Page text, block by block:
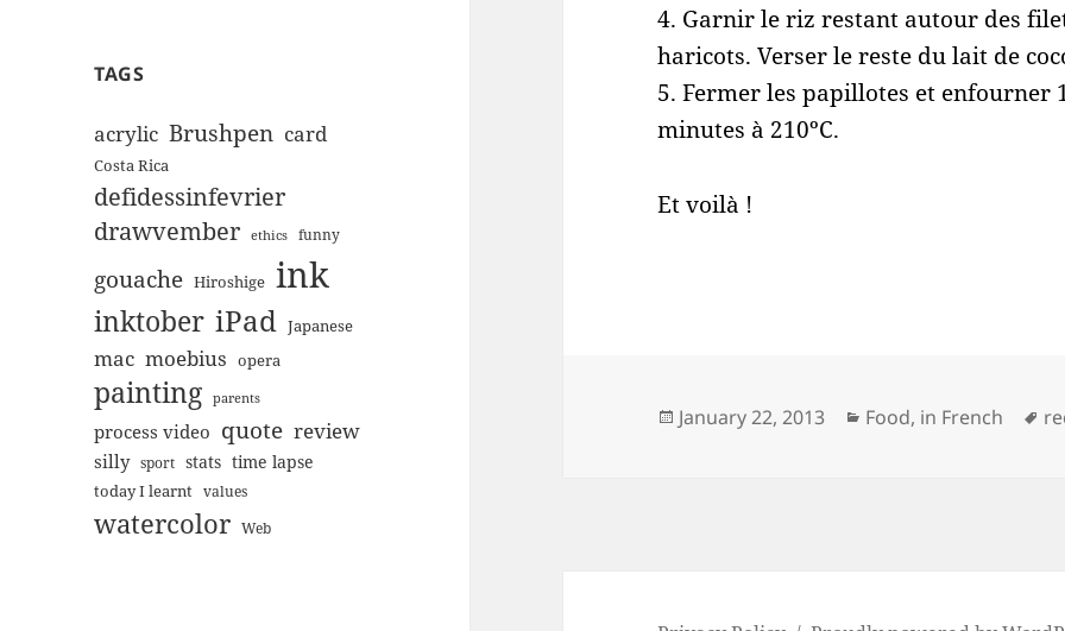
TAGS
acrylic Brushpen card
Costa Rica
defidessinfevrier
drawvember ethics funny
gouache Hiroshige ink
inktober iPad Japanese
mac moebius opera
painting parents
process video quote review
silly sport stats time lapse
today I learnt values
watercolor Web
4. Garnir le riz restant autour des
haricots. Verser le reste du lait de
5. Fermer les papillotes et enfourner
minutes à 210ºC.
Et voilà !
Posted
January 22, 2013 Categories
Food, in French